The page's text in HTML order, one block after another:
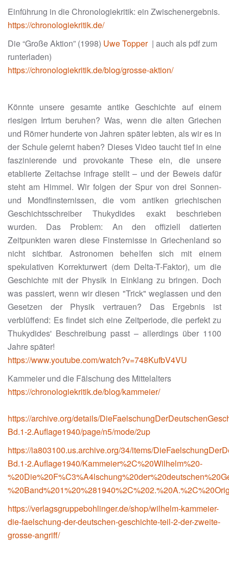
Einführung in die Chronologiekritik: ein Zwischenergebnis.
https://chronologiekritik.de/
Die “Große Aktion” (1998) Uwe Topper| auch als pdf zum
runterladen)
https://chronologiekritik.de/blog/grosse-aktion/
Könnte unsere gesamte antike Geschichte auf einem
riesigen Irrtum beruhen? Was, wenn die alten Griechen
und Römer hunderte von Jahren später lebten, als wir es in
der Schule gelernt haben? Dieses Video taucht tief in eine
faszinierende und provokante These ein, die unsere
etablierte Zeitachse infrage stellt – und der Beweis dafür
steht am Himmel. Wir folgen der Spur von drei Sonnen-
und Mondfinsternissen, die vom antiken griechischen
Geschichtsschreiber Thukydides exakt beschrieben
wurden. Das Problem: An den offiziell datierten
Zeitpunkten waren diese Finsternisse in Griechenland so
nicht sichtbar. Astronomen behelfen sich mit einem
spekulativen Korrekturwert (dem Delta-T-Faktor), um die
Geschichte mit der Physik in Einklang zu bringen. Doch
was passiert, wenn wir diesen "Trick" weglassen und den
Gesetzen der Physik vertrauen? Das Ergebnis ist
verblüffend: Es findet sich eine Zeitperiode, die perfekt zu
Thukydides' Beschreibung passt – allerdings über 1100
Jahre später!
https://www.youtube.com/watch?v=748KufbV4VU
Kammeier und die Fälschung des Mittelalters
https://chronologiekritik.de/blog/kammeier/
https://archive.org/details/
Bd.1-2.Auflage1940/page/n5/mode/2up
https://ia803100.us.archive.org/34/items/
Bd.1-2.Auflage1940/Kammeier%2C%20Wilhelm%20-
https://verlagsgruppebohlinger.de/shop/wilhelm-kammeier-
die-faelschung-der-deutschen-geschichte-teil-2-der-zweite-
grosse-angriff/